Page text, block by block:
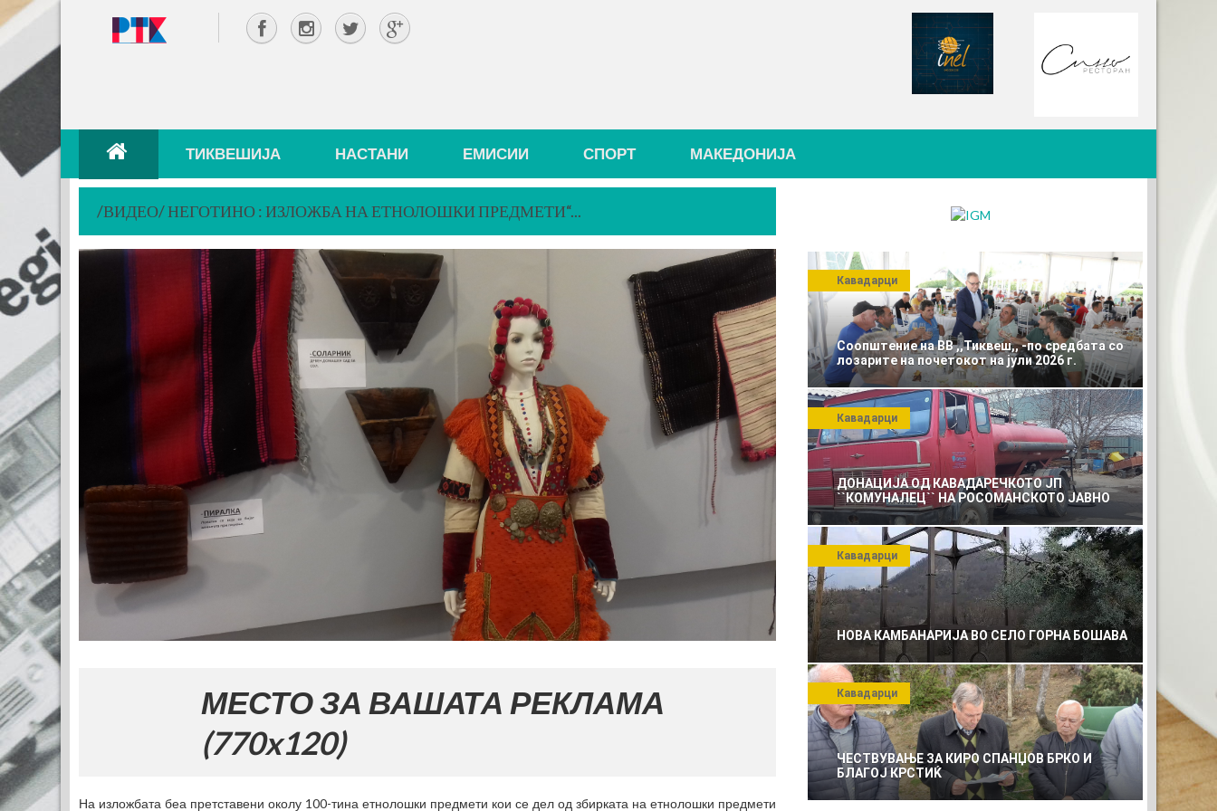
ТИКВЕШИЈА НАСТАНИ ЕМИСИИ СПОРТ МАКЕДОНИЈА
/ВИДЕО/ НЕГОТИНО : ИЗЛОЖБА НА ЕТНОЛОШКИ ПРЕДМЕТИ“...
МЕСТО ЗА ВАШАТА РЕКЛАМА
(770x120)
На изложбата беа претставени околу 100-тина етнолошки предмети кои се дел од збирката на етнолошки предмети
Соопштение на ВВ ,,Тиквеш,, -по средбата со
лозарите на почетокот на јули 2026 г.
Кавадарци
ДОНАЦИЈА ОД КАВАДАРЕЧКОТО ЈП
``КОМУНАЛЕЦ`` НА РОСОМАНСКОТО ЈАВНО
ПРЕТПРИЈАТИЕ ЗА КОМУНАЛНО УСЛУГИ
Кавадарци
НОВА КАМБАНАРИЈА ВО СЕЛО ГОРНА БОШАВА
Кавадарци
ЧЕСТВУВАЊЕ ЗА КИРО СПАНЏОВ БРКО И
БЛАГОЈ КРСТИЌ
Кавадарци